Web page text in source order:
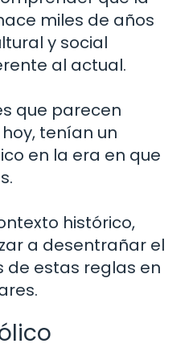
miles de años
y social
al actual.
que parecen
tenían un
en la era en que
histórico,
a desentrañar el
de estas reglas en